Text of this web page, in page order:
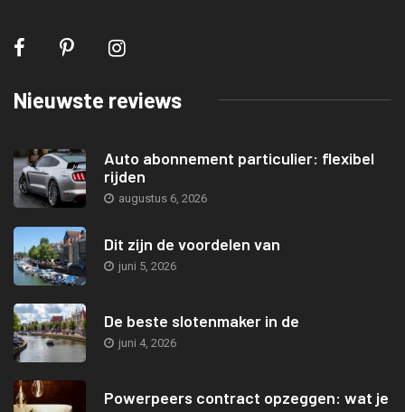
Nieuwste reviews
Auto abonnement particulier: flexibel
rijden
augustus 6, 2026
Dit zijn de voordelen van
juni 5, 2026
De beste slotenmaker in de
juni 4, 2026
Powerpeers contract opzeggen: wat je